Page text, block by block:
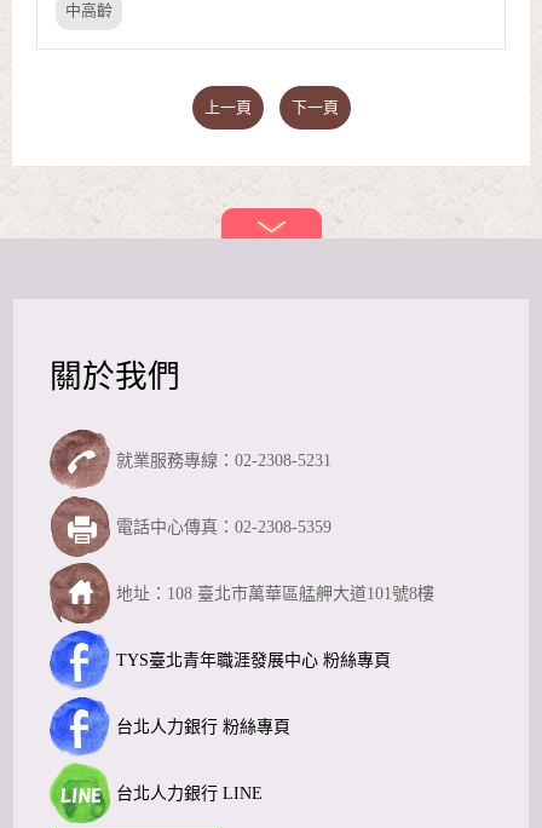
中高齡
上一頁 下一頁
關於我們
就業服務專線：02-2308-5231
TYS臺北青年職涯發展中心 粉絲專頁
電話中心傳真：02-2308-5359
台北人力銀行 粉絲專頁
地址：108 臺北市萬華區艋舺大道101號8樓
台北人力銀行 LINE